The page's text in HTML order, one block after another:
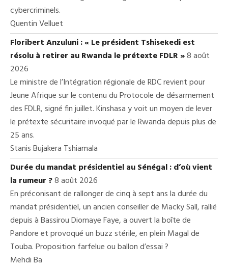
cybercriminels.
Quentin Velluet
Floribert Anzuluni : « Le président Tshisekedi est
résolu à retirer au Rwanda le prétexte FDLR »8 août
2026
Le ministre de l’Intégration régionale de RDC revient pour
Jeune Afrique sur le contenu du Protocole de désarmement
des FDLR, signé fin juillet. Kinshasa y voit un moyen de lever
le prétexte sécuritaire invoqué par le Rwanda depuis plus de
25 ans.
Stanis Bujakera Tshiamala
Durée du mandat présidentiel au Sénégal : d’où vient
la rumeur ?8 août 2026
En préconisant de rallonger de cinq à sept ans la durée du
mandat présidentiel, un ancien conseiller de Macky Sall, rallié
depuis à Bassirou Diomaye Faye, a ouvert la boîte de
Pandore et provoqué un buzz stérile, en plein Magal de
Touba. Proposition farfelue ou ballon d’essai ?
Mehdi Ba